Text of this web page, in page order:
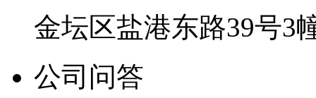
金坛区盐港东路39号3
公司问答